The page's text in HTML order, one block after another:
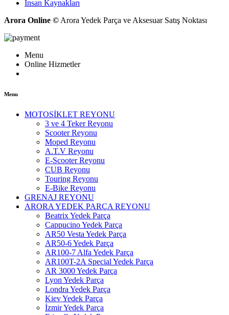
İnsan Kaynakları
Arora Online © Arora Yedek Parça ve Aksesuar Satış Noktası
Menu
Online Hizmetler
Menu
MOTOSİKLET REYONU
3 ve 4 Teker Reyonu
Scooter Reyonu
Moped Reyonu
A.T.V Reyonu
E-Scooter Reyonu
CUB Reyonu
Touring Reyonu
E-Bike Reyonu
GRENAJ REYONU
ARORA YEDEK PARÇA REYONU
Beatrix Yedek Parça
Cappucino Yedek Parça
AR50 Vesta Yedek Parça
AR50-6 Yedek Parça
AR100-7 Alfa Yedek Parça
AR100T-2A Special Yedek Parça
AR 3000 Yedek Parça
Lyon Yedek Parça
Londra Yedek Parça
Kiev Yedek Parça
İzmir Yedek Parça